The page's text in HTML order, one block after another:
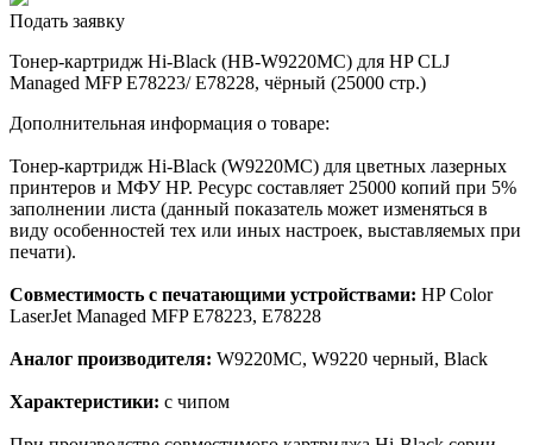
Подать заявку
Тонер-картридж Hi-Black (HB-W9220MC) для HP CLJ
Managed MFP E78223/ E78228, чёрный (25000 стр.)
Дополнительная информация о товаре:
Тонер-картридж Hi-Black (W9220MC) для цветных лазерных
принтеров и МФУ HP. Ресурс составляет 25000 копий при 5%
заполнении листа (данный показатель может изменяться в
виду особенностей тех или иных настроек, выставляемых при
печати).
Совместимость с печатающими устройствами: HP Color
LaserJet Managed MFP E78223, E78228
Аналог производителя: W9220MC, W9220 черный, Black
Характеристики: с чипом